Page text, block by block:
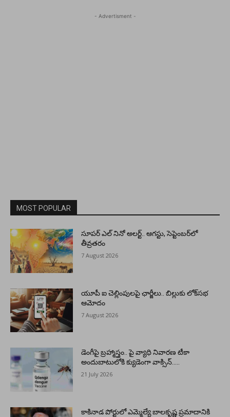
- Advertisment -
MOST POPULAR
సూపర్ ఎల్ నినో అలర్ట్.. ఆగస్టు, సెప్టెంబర్‌లో
తీవ్రతరం
7 August 2026
యూపీ ఐ చెల్లింపులపై ఛార్జీలు.. బిల్లుకు లోక్‌సభ
ఆమోదం
7 August 2026
డెంగీపై బ్రహ్మాస్త్రం.. పై వ్యాధి నివారణ టీకా
అందుబాటులోకి క్యుడెంగా వాక్సిన్…..
21 July 2026
కాకినాడ పోర్టులో ఎమ్మెల్యే బాలకృష్ణ ప్రమాదానికి